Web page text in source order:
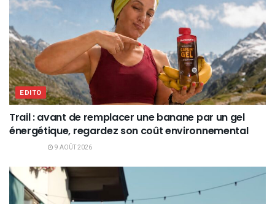
EDITO
Trail : avant de remplacer une banane par un gel
énergétique, regardez son coût environnemental
9 AOÛT 2026